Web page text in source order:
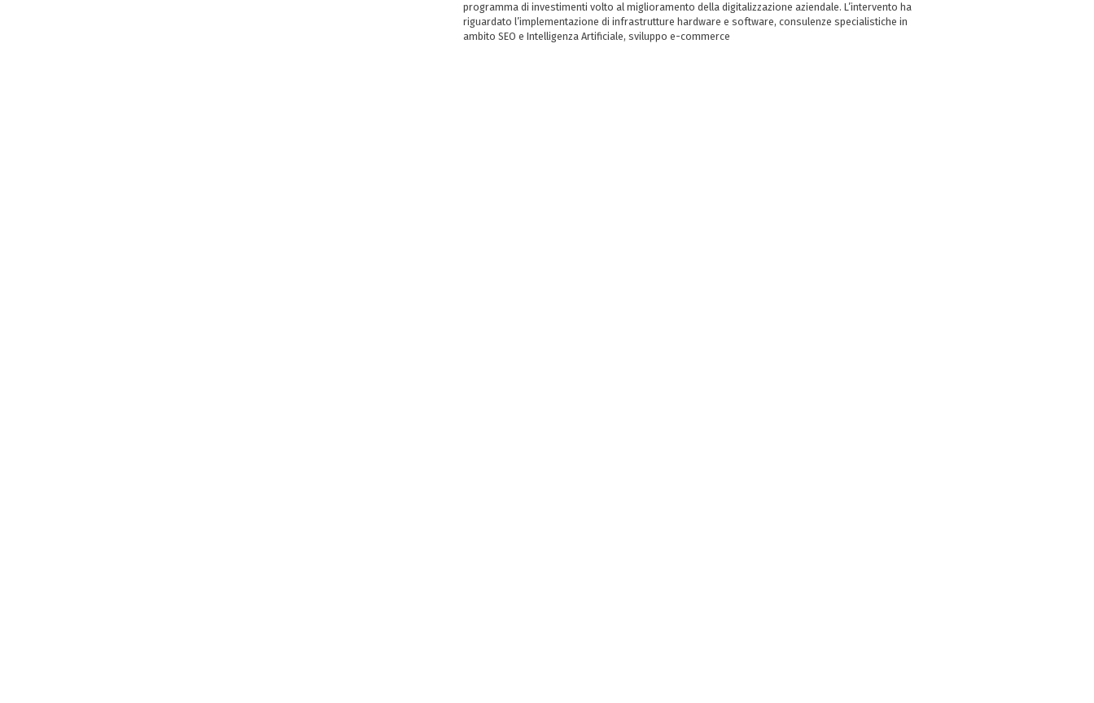
programma di investimenti volto al miglioramento della digitalizzazione aziendale. L’intervento ha
riguardato l’implementazione di infrastrutture hardware e software, consulenze specialistiche in
ambito SEO e Intelligenza Artificiale, sviluppo e-commerce